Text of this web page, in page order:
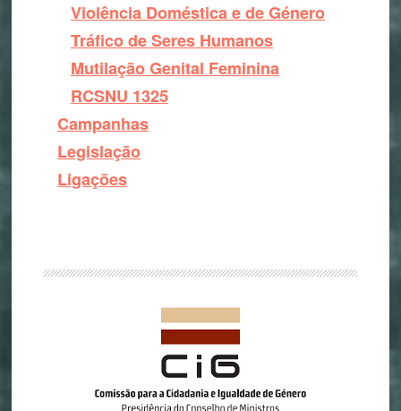
Violência Doméstica e de Género
Tráfico de Seres Humanos
Mutilação Genital Feminina
RCSNU 1325
Campanhas
Legislação
Ligações